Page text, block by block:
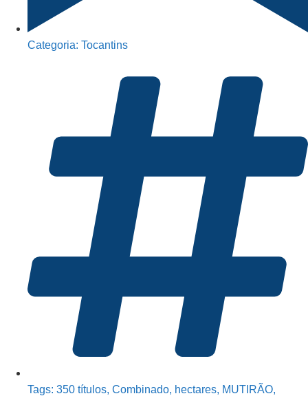
Categoria: Tocantins
Tags: 350 títulos, Combinado, hectares, MUTIRÃO,